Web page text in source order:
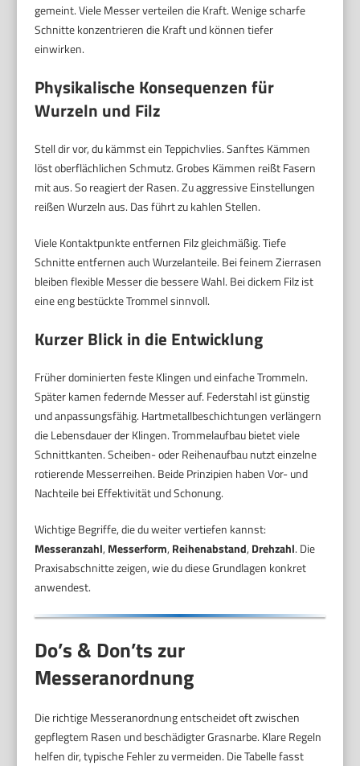
gemeint. Viele Messer verteilen die Kraft. Wenige scharfe
Schnitte konzentrieren die Kraft und können tiefer
einwirken.
Physikalische Konsequenzen für
Wurzeln und Filz
Stell dir vor, du kämmst ein Teppichvlies. Sanftes Kämmen
löst oberflächlichen Schmutz. Grobes Kämmen reißt Fasern
mit aus. So reagiert der Rasen. Zu aggressive Einstellungen
reißen Wurzeln aus. Das führt zu kahlen Stellen.
Viele Kontaktpunkte entfernen Filz gleichmäßig. Tiefe
Schnitte entfernen auch Wurzelanteile. Bei feinem Zierrasen
bleiben flexible Messer die bessere Wahl. Bei dickem Filz ist
eine eng bestückte Trommel sinnvoll.
Kurzer Blick in die Entwicklung
Früher dominierten feste Klingen und einfache Trommeln.
Später kamen federnde Messer auf. Federstahl ist günstig
und anpassungsfähig. Hartmetallbeschichtungen verlängern
die Lebensdauer der Klingen. Trommelaufbau bietet viele
Schnittkanten. Scheiben- oder Reihenaufbau nutzt einzelne
rotierende Messerreihen. Beide Prinzipien haben Vor- und
Nachteile bei Effektivität und Schonung.
Wichtige Begriffe, die du weiter vertiefen kannst:
Messeranzahl, Messerform, Reihenabstand, Drehzahl. Die
Praxisabschnitte zeigen, wie du diese Grundlagen konkret
anwendest.
Do’s & Don’ts zur
Messeranordnung
Die richtige Messeranordnung entscheidet oft zwischen
gepflegtem Rasen und beschädigter Grasnarbe. Klare Regeln
helfen dir, typische Fehler zu vermeiden. Die Tabelle fasst